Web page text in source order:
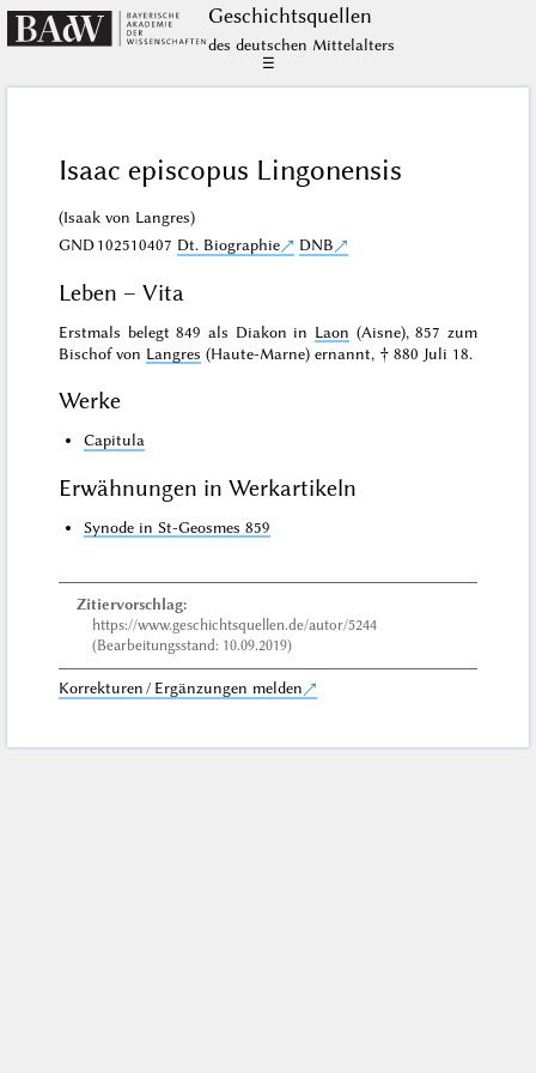
Geschichts­quellen
des deutschen Mittelalters
☰
Isaac episcopus Lingonensis
(Isaak von Langres)
GND102510407 Dt. Biographie DNB
Leben – Vita
Erstmals belegt 849 als Diakon in Laon (Aisne), 857 zum
Bischof von Langres (Haute-Marne) ernannt, † 880 Juli 18.
Werke
Capitula
Erwähnungen in Werkartikeln
Synode in St-Geosmes 859
Zitiervorschlag:
https://www.geschichtsquellen.de/autor/5244
(Bearbeitungsstand: 10.09.2019)
Korrekturen / Ergänzungen melden